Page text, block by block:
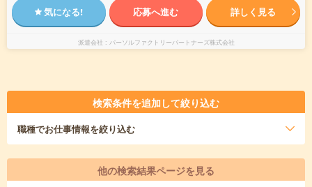
気になる! 応募へ進む 詳しく見る
派遣会社 パーソルファクトリーパートナーズ株式会社
検索条件を追加して絞り込む
職種でお仕事情報を絞り込む
他の検索結果ページを見る